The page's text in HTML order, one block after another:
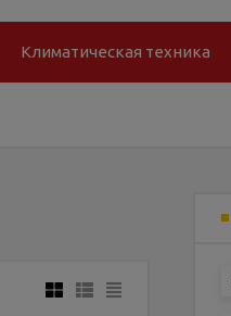
Климатическая техника